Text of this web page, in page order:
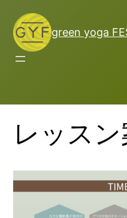
プ
green yoga
レッスン